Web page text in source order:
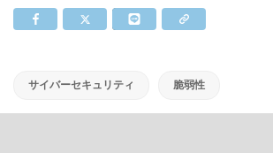
サイバーセキュリティ 脆弱性